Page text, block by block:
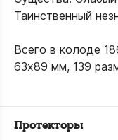
Таинственный
Всего в колоде
63х89 мм, 139
Протекторы